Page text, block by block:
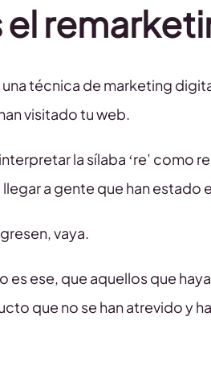
el
una técnica de marketing
visitado tu web.
la sílaba ‘re’ como
a gente que han estado
vaya.
es ese, que aquellos que
que no se han atrevido y